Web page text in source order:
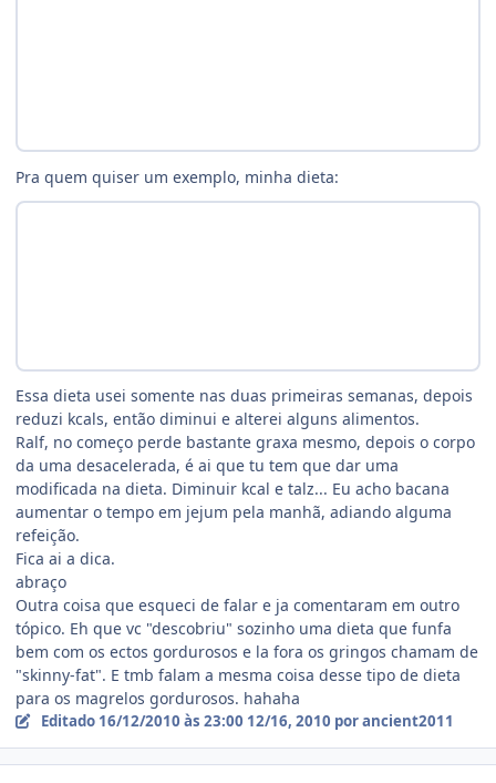
Pra quem quiser um exemplo, minha dieta:
Essa dieta usei somente nas duas primeiras semanas, depois
reduzi kcals, então diminui e alterei alguns alimentos.
Ralf, no começo perde bastante graxa mesmo, depois o corpo
da uma desacelerada, é ai que tu tem que dar uma
modificada na dieta. Diminuir kcal e talz... Eu acho bacana
aumentar o tempo em jejum pela manhã, adiando alguma
refeição.
Fica ai a dica.
abraço
Outra coisa que esqueci de falar e ja comentaram em outro
tópico. Eh que vc "descobriu" sozinho uma dieta que funfa
bem com os ectos gordurosos e la fora os gringos chamam de
"skinny-fat". E tmb falam a mesma coisa desse tipo de dieta
para os magrelos gordurosos. hahaha
Editado 16/12/2010 às 23:00 12/16, 2010 por ancient2011